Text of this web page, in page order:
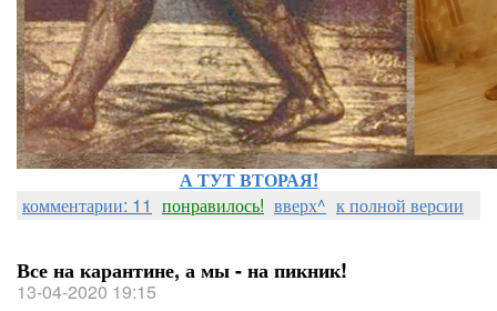
А ТУТ ВТОРАЯ!
комментарии: 11 понравилось! вверх^ к полной версии
Все на карантине, а мы - на пикник!
13-04-2020 19:15